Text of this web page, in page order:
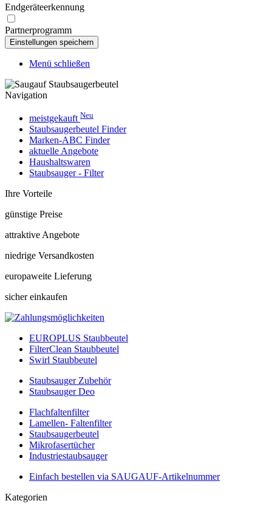
Endgeräteerkennung
Partnerprogramm
Menü schließen
Navigation
meistgekauft Neu
Staubsaugerbeutel Finder
Marken-ABC Finder
aktuelle Angebote
Haushaltswaren
Staubsauger - Filter
Ihre Vorteile
günstige Preise
attraktive Angebote
niedrige Versandkosten
europaweite Lieferung
sicher einkaufen
EUROPLUS Staubbeutel
FilterClean Staubbeutel
Swirl Staubbeutel
Staubsauger Zubehör
Staubsauger Deo
Flachfaltenfilter
Lamellen- Faltenfilter
Staubsaugerbeutel
Mikrofasertücher
Industriestaubsauger
Einfach bestellen via SAUGAUF-Artikelnummer
Kategorien